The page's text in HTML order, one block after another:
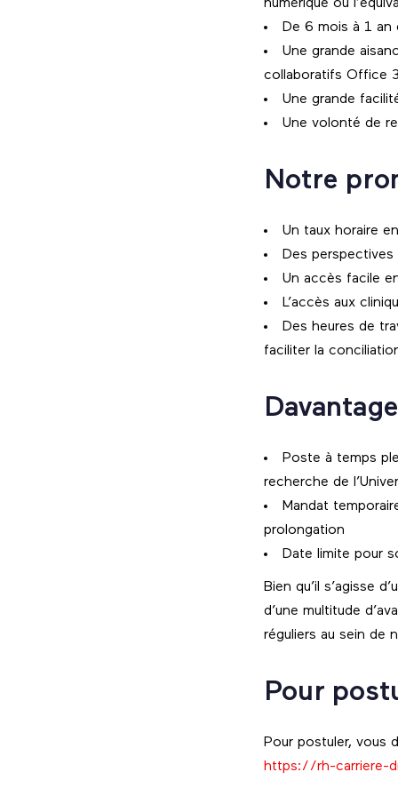
numérique ou
De 6 mois à 1 an
Une grande
collaboratifs Office
Une grande
Une volonté de
Notre
Un taux horaire
Des
Un accès facile
L’accès aux
Des heures de
faciliter la
Poste à temps
recherche de
Mandat
prolongation
Date limite pour
Bien qu’il s’agisse
d’une multitude
réguliers au sein de
Pour
Pour postuler, vous
https://rh-carriere-